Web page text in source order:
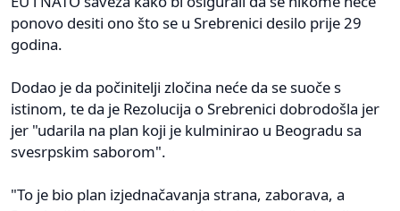
ponovo desiti ono što se u Srebrenici desilo prije 29
godina.
Dodao je da počinitelji zločina neće da se suoče s
istinom, te da je Rezolucija o Srebrenici dobrodošla jer
jer "udarila na plan koji je kulminirao u Beogradu sa
svesrpskim saborom".
"To je bio plan izjednačavanja strana, zaborava, a